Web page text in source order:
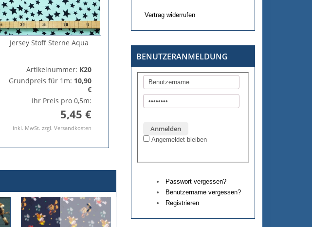
Jersey Stoff Sterne Aqua
Artikelnummer: K20
Grundpreis für 1m: 10,90
€
Ihr Preis pro 0,5m:
5,45 €
inkl. MwSt. zzgl. Versandkosten
›
Vertrag widerrufen
BENUTZERANMELDUNG
Angemeldet bleiben
Passwort vergessen?
Benutzername vergessen?
Registrieren